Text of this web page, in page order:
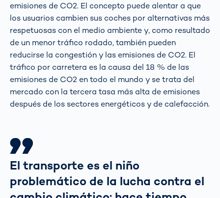
emisiones de CO2. El concepto puede alentar a que
los usuarios cambien sus coches por alternativas más
respetuosas con el medio ambiente y, como resultado
de un menor tráfico rodado, también pueden
reducirse la congestión y las emisiones de CO2. El
tráfico por carretera es la causa del 18 % de las
emisiones de CO2 en todo el mundo y se trata del
mercado con la tercera tasa más alta de emisiones
después de los sectores energéticos y de calefacción.
El transporte es el niño
problemático de la lucha contra el